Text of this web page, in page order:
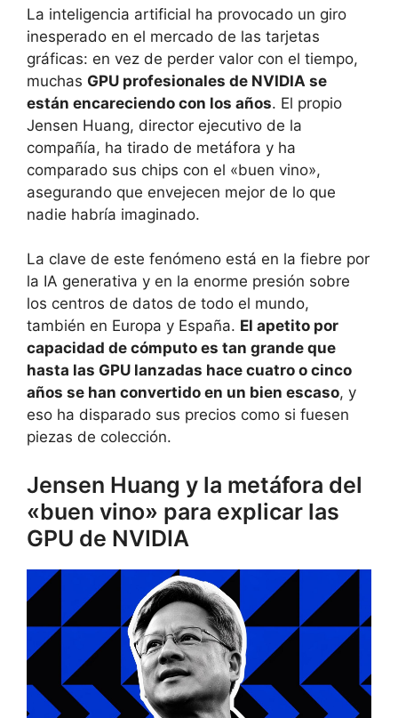
La inteligencia artificial ha provocado un giro
inesperado en el mercado de las tarjetas
gráficas: en vez de perder valor con el tiempo,
muchas GPU profesionales de NVIDIA se
están encareciendo con los años. El propio
Jensen Huang, director ejecutivo de la
compañía, ha tirado de metáfora y ha
comparado sus chips con el «buen vino»,
asegurando que envejecen mejor de lo que
nadie habría imaginado.
La clave de este fenómeno está en la fiebre por
la IA generativa y en la enorme presión sobre
los centros de datos de todo el mundo,
también en Europa y España. El apetito por
capacidad de cómputo es tan grande que
hasta las GPU lanzadas hace cuatro o cinco
años se han convertido en un bien escaso, y
eso ha disparado sus precios como si fuesen
piezas de colección.
Jensen Huang y la metáfora del
«buen vino» para explicar las
GPU de NVIDIA